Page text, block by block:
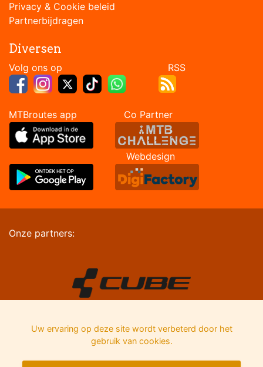
Privacy & Cookie beleid
Partnerbijdragen
Diversen
Volg ons op RSS
MTBroutes app Co Partner
Webdesign
Onze partners:
Uw ervaring op deze site wordt verbeterd door het
gebruik van cookies.